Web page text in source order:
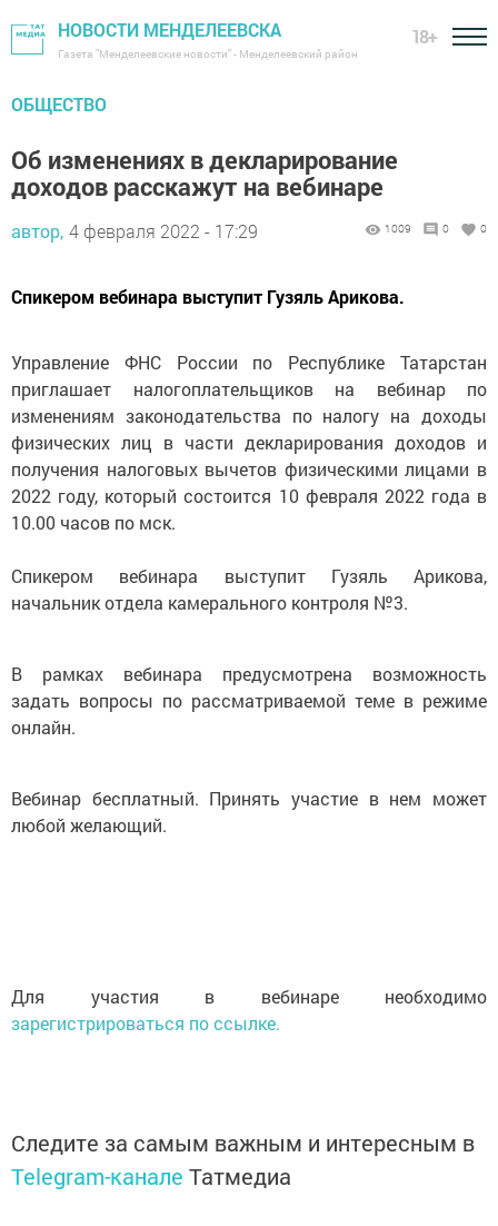
НОВОСТИ МЕНДЕЛЕЕВСКА
Газета "Менделеевские новости" - Менделеевский район
18+
ОБЩЕСТВО
Об изменениях в декларирование
доходов расскажут на вебинаре
автор, 4 февраля 2022 - 17:29 1009 0 0
Спикером вебинара выступит Гузяль Арикова.
Управление ФНС России по Республике Татарстан
приглашает налогоплательщиков на вебинар по
изменениям законодательства по налогу на доходы
физических лиц в части декларирования доходов и
получения налоговых вычетов физическими лицами в
2022 году, который состоится 10 февраля 2022 года в
10.00 часов по мск.
Спикером вебинара выступит Гузяль Арикова,
начальник отдела камерального контроля №3.
В рамках вебинара предусмотрена возможность
задать вопросы по рассматриваемой теме в режиме
онлайн.
Вебинар бесплатный. Принять участие в нем может
любой желающий.
Для участия в вебинаре необходимо
зарегистрироваться по ссылке.
Следите за самым важным и интересным в
Telegram-канале Татмедиа